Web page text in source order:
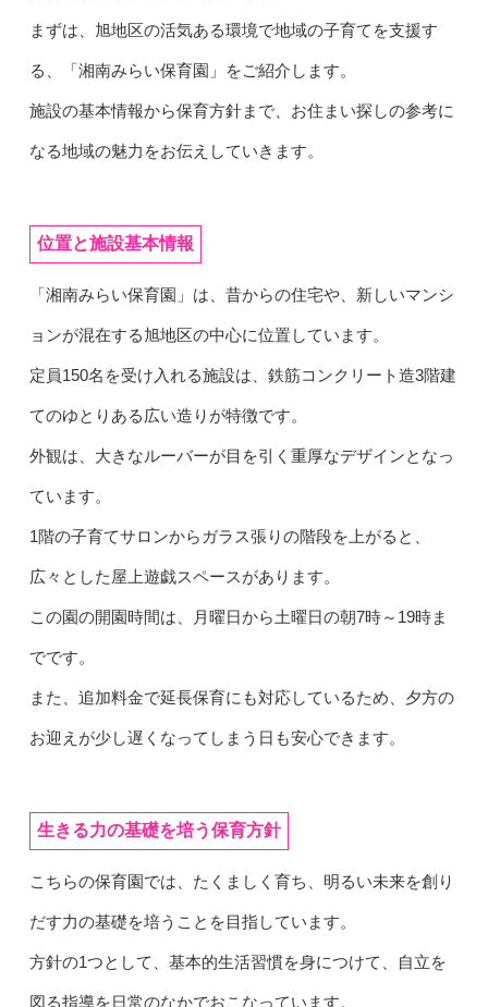
まずは、旭地区の活気ある環境で地域の子育てを支援す
る、「湘南みらい保育園」をご紹介します。
施設の基本情報から保育方針まで、お住まい探しの参考に
なる地域の魅力をお伝えしていきます。
位置と施設基本情報
「湘南みらい保育園」は、昔からの住宅や、新しいマンシ
ョンが混在する旭地区の中心に位置しています。
定員150名を受け入れる施設は、鉄筋コンクリート造3階建
てのゆとりある広い造りが特徴です。
外観は、大きなルーバーが目を引く重厚なデザインとなっ
ています。
1階の子育てサロンからガラス張りの階段を上がると、
広々とした屋上遊戯スペースがあります。
この園の開園時間は、月曜日から土曜日の朝7時～19時ま
でです。
また、追加料金で延長保育にも対応しているため、夕方の
お迎えが少し遅くなってしまう日も安心できます。
生きる力の基礎を培う保育方針
こちらの保育園では、たくましく育ち、明るい未来を創り
だす力の基礎を培うことを目指しています。
方針の1つとして、基本的生活習慣を身につけて、自立を
図る指導を日常のなかでおこなっています。